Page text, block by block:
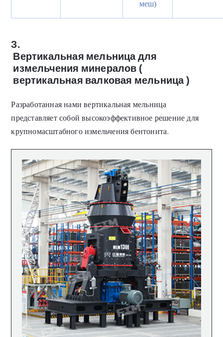
меш)
3.
Вертикальная мельница для
измельчения минералов (
вертикальная валковая мельница)
Разработанная нами вертикальная мельница
представляет собой высокоэффективное решение для
крупномасштабного измельчения бентонита.